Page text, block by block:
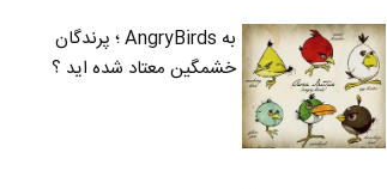
به AngryBirds ؛ پرندگان
خشمگین معتاد شده اید ؟